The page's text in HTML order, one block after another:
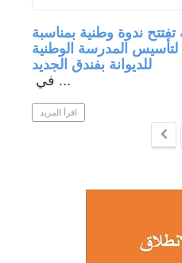
تفتتح ندوة وطنية بمناسبة
الأحتفال بالذكرى 30 لتأسيس المدرسة الوطنية
للديوانة بفندق الجديد
في ...
اقرأ المزيد